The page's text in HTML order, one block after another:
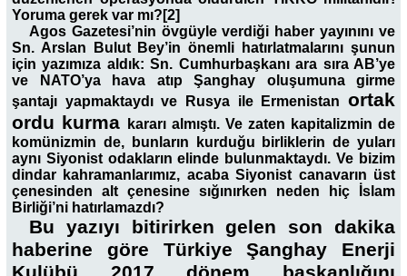
Yoruma gerek var mı?[2]
Agos Gazetesi’nin övgüyle verdiği haber yayınını ve
Sn. Arslan Bulut Bey’in önemli hatırlatmalarını şunun
için yazımıza aldık: Sn. Cumhurbaşkanı ara sıra AB’ye
ve NATO’ya hava atıp Şanghay oluşumuna girme
şantajı yapmaktaydı ve Rusya ile Ermenistan ortak
ordu kurma
kararı almıştı. Ve zaten kapitalizmin de
komünizmin de, bunların kurduğu birliklerin de yuları
aynı Siyonist odakların elinde bulunmaktaydı. Ve bizim
dindar kahramanlarımız, acaba Siyonist canavarın üst
çenesinden alt çenesine sığınırken neden hiç İslam
Birliği’ni hatırlamazdı?
Bu yazıyı bitirirken gelen son dakika
haberine göre Türkiye Şanghay Enerji